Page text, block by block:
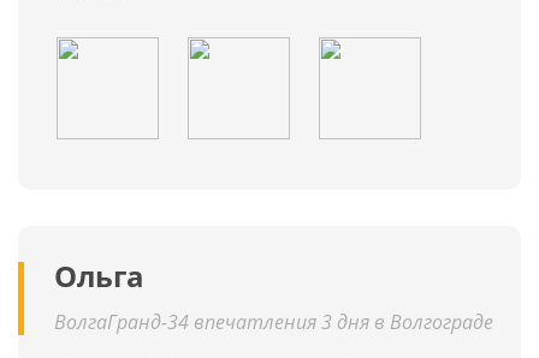
Ольга
ВолгаГранд-34 впечатления 3 дня в Волгограде